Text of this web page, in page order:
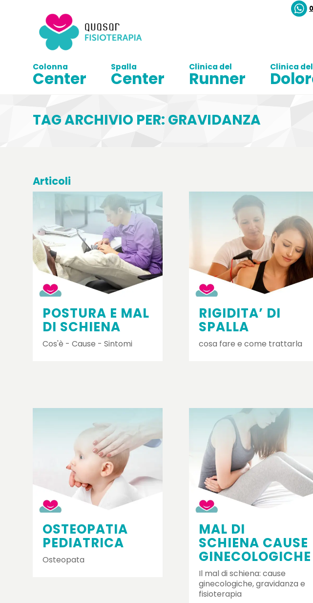
Colonna
Center
Spalla
Center
Clinica del
Runner
Clinica del
TAG ARCHIVIO PER: GRAVIDANZA
Articoli
POSTURA E MAL
DI SCHIENA
Cos'è - Cause - Sintomi
RIGIDITA’ DI
SPALLA
cosa fare e come trattarla
OSTEOPATIA
PEDIATRICA
Osteopata
MAL DI
SCHIENA CAUSE
GINECOLOGICHE
Il mal di schiena: cause
ginecologiche, gravidanza e
fisioterapia